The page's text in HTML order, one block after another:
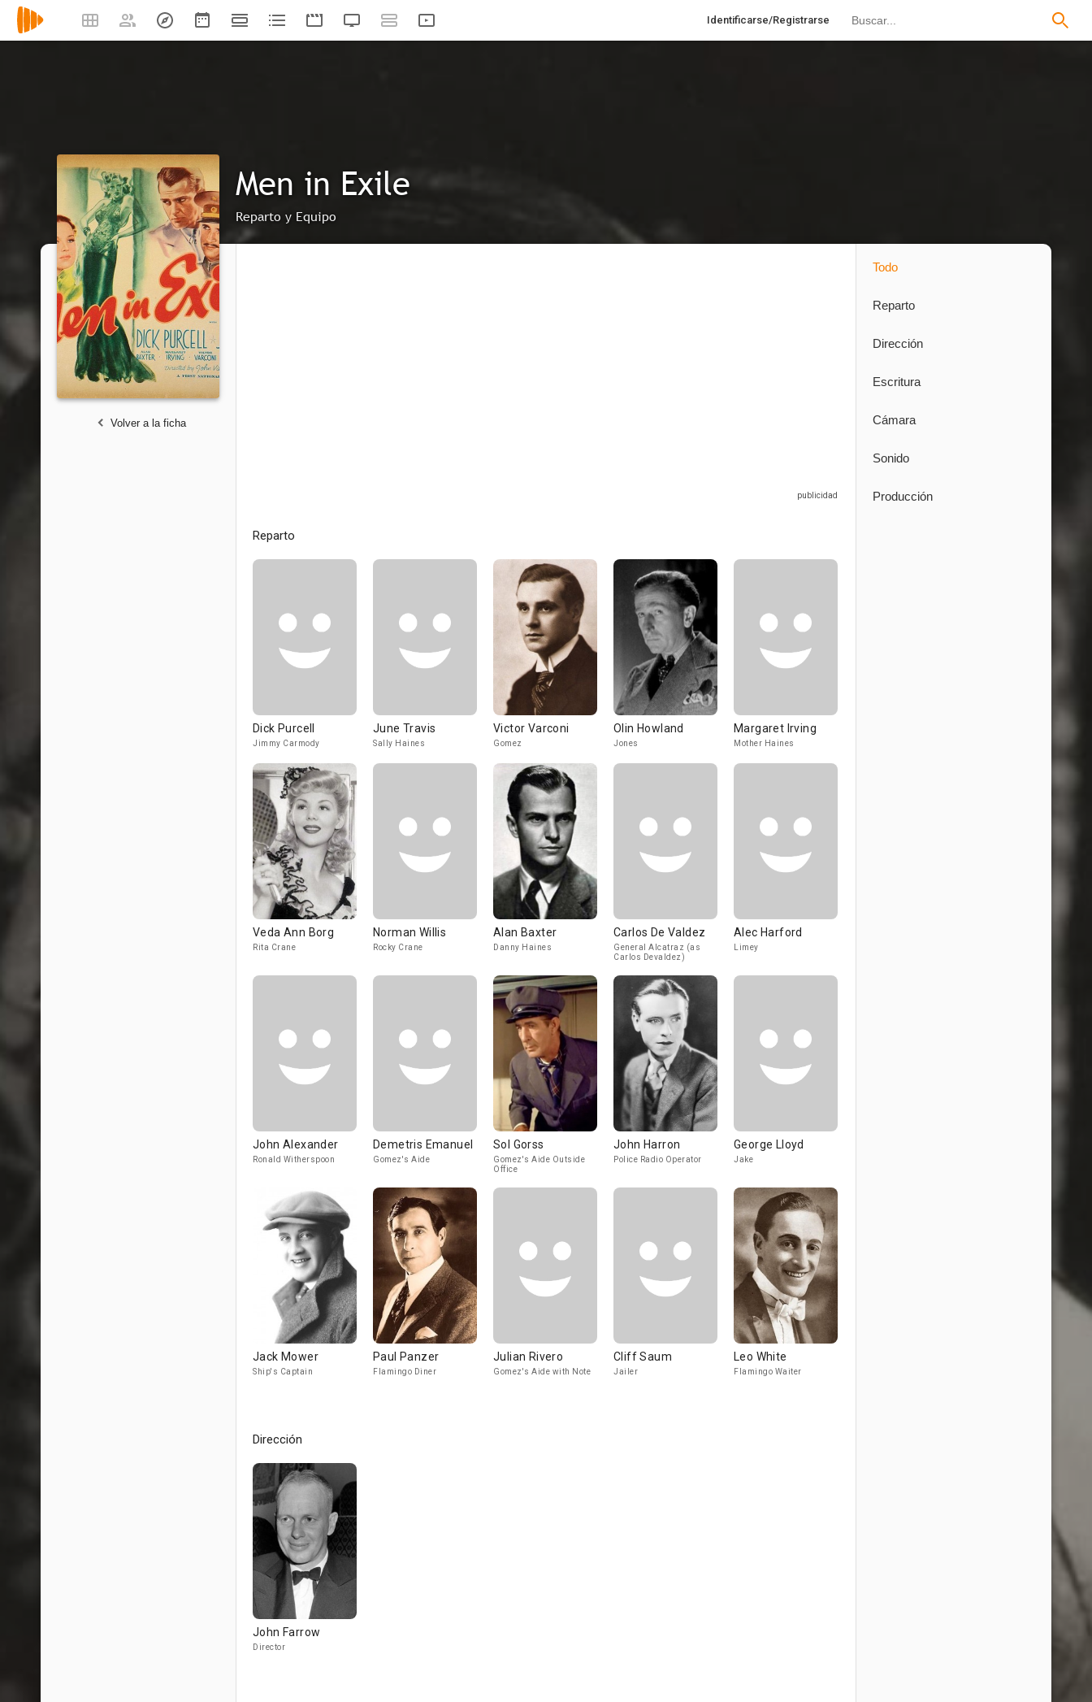
Identificarse/Registrarse
Men in Exile
Reparto y Equipo
Volver a la ficha
Reparto
Dick Purcell
Jimmy Carmody
June Travis
Sally Haines
Victor Varconi
Gomez
Olin Howland
Jones
Margaret Irving
Mother Haines
Veda Ann Borg
Rita Crane
Norman Willis
Rocky Crane
Alan Baxter
Danny Haines
Carlos De Valdez
General Alcatraz (as
Carlos Devaldez)
Alec Harford
Limey
John Alexander
Ronald Witherspoon
Demetris Emanuel
Gomez's Aide
Sol Gorss
Gomez's Aide Outside
Office
John Harron
Police Radio Operator
George Lloyd
Jake
Jack Mower
Ship's Captain
Paul Panzer
Flamingo Diner
Julian Rivero
Gomez's Aide with Note
Cliff Saum
Jailer
Leo White
Flamingo Waiter
Dirección
John Farrow
Director
Todo
Reparto
Dirección
Escritura
Cámara
Sonido
Producción